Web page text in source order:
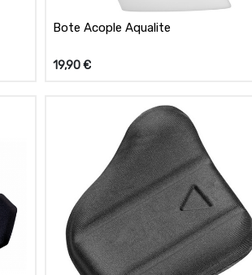
Bote Acople Aqualite
19,90€